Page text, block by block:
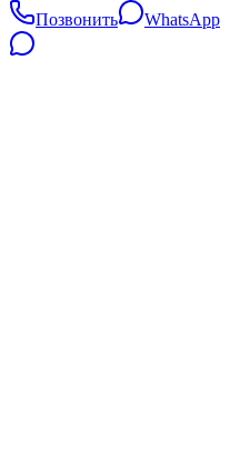
Позвонить
WhatsApp